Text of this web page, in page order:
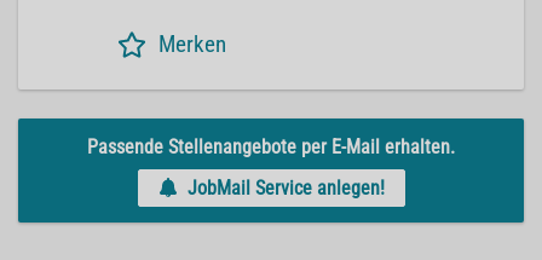
Merken
Passende Stellenangebote per E-Mail erhalten.
JobMail Service anlegen!